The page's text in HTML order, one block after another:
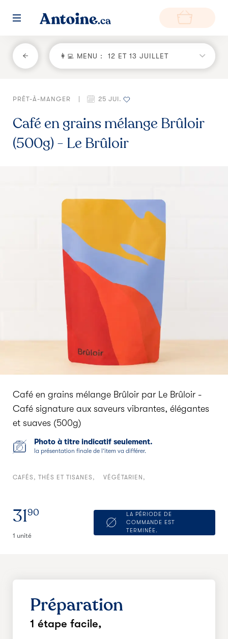
RETOUR
Fonctionnement
Environnement
Producteurs
👩‍💻 MENU : 12 ET 13 JUILLET
PRÊT-À-MANGER 25 JUI.
Café en grains mélange Brûloir
(500g) - Le Brûloir
Café en grains mélange Brûloir par Le Brûloir -
Café signature aux saveurs vibrantes, élégantes
et suaves (500g)
Photo à titre indicatif seulement.
la présentation finale de l’item va différer.
CAFÉS, THÉS ET TISANES VÉGÉTARIEN
3190
1 unité
LA PÉRIODE DE
COMMANDE EST
TERMINÉE.
Préparation
1 étape facile,